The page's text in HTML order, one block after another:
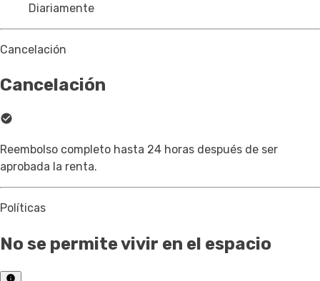
Diariamente
Cancelación
Cancelación
Reembolso completo hasta 24 horas después de ser
aprobada la renta.
Políticas
No se permite vivir en el espacio